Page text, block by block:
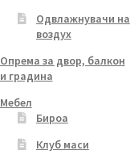
Одвлажнувачи на
воздух
Опрема за двор, балкон
и градина
Мебел
Бироа
Клуб маси